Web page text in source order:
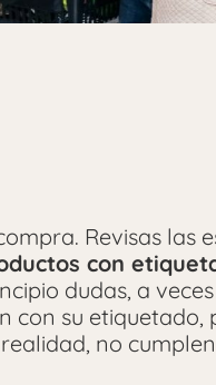
Revisas las
con
dudas, a
con su etiquetado,
no